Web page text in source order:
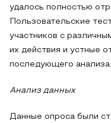
удалось полностью
Пользовательские
участников с
их действия и устные
последующего анализа.
Анализ данных
Данные опроса были